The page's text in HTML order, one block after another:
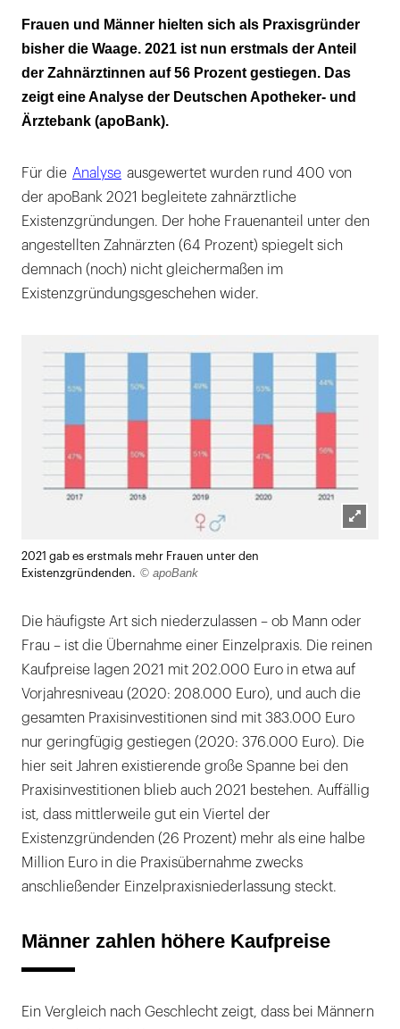
clinic
Männer zahlen höhere Kaufpreise
Die meisten gründen zwischen 30 und 39
Jahren
Frauen und Männer hielten sich als Praxisgründer
bisher die Waage. 2021 ist nun erstmals der Anteil
der Zahnärztinnen auf 56 Prozent gestiegen. Das
zeigt eine Analyse der Deutschen Apotheker- und
Ärztebank (apoBank).
Für die Analyse ausgewertet wurden rund 400 von
der apoBank 2021 begleitete zahnärztliche
Existenzgründungen. Der hohe Frauenanteil unter den
angestellten Zahnärzten (64 Prozent) spiegelt sich
demnach (noch) nicht gleichermaßen im
Existenzgründungsgeschehen wider.
2021 gab es erstmals mehr Frauen unter den
Existenzgründenden. © apoBank
Die häufigste Art sich niederzulassen – ob Mann oder
Frau – ist die Übernahme einer Einzelpraxis. Die reinen
Kaufpreise lagen 2021 mit 202.000 Euro in etwa auf
Vorjahresniveau (2020: 208.000 Euro), und auch die
gesamten Praxisinvestitionen sind mit 383.000 Euro
nur geringfügig gestiegen (2020: 376.000 Euro). Die
hier seit Jahren existierende große Spanne bei den
Praxisinvestitionen blieb auch 2021 bestehen. Auffällig
ist, dass mittlerweile gut ein Viertel der
Existenzgründenden (26 Prozent) mehr als eine halbe
Million Euro in die Praxisübernahme zwecks
anschließender Einzelpraxisniederlassung steckt.
Männer zahlen höhere Kaufpreise
Ein Vergleich nach Geschlecht zeigt, dass bei Männern